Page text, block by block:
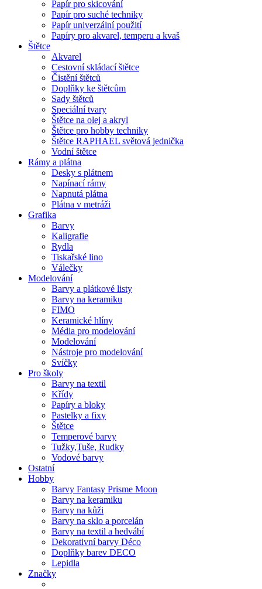
Papír pro skicování
Papír pro suché techniky
Papír univerzální použití
Papíry pro akvarel, temperu a kvaš
Štětce
Akvarel
Cestovní skládací štětce
Čistění štětců
Doplňky ke štětcům
Sady štětců
Speciální tvary
Štětce na olej a akryl
Štětce pro hobby techniky
Štětce RAPHAEL světová jednička
Vodní štětce
Rámy a plátna
Desky s plátnem
Napínací rámy
Napnutá plátna
Plátna v metráži
Grafika
Barvy
Kaligrafie
Rydla
Tiskařské lino
Válečky
Modelování
Barvy a plátkové listy
Barvy na keramiku
FIMO
Keramické hlíny
Média pro modelování
Modelování
Nástroje pro modelování
Svíčky
Pro školy
Barvy na textil
Křídy
Papíry a bloky
Pastelky a fixy
Štětce
Temperové barvy
Tužky,Tuše, Rudky
Vodové barvy
Ostatní
Hobby
Barvy Fantasy Prisme Moon
Barvy na keramiku
Barvy na kůži
Barvy na sklo a porcelán
Barvy na textil a hedvábí
Dekorativní barvy Déco
Doplňky barev DECO
Lepidla
Značky